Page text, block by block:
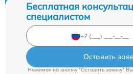
Бесплатная
специалистом
Оставить
Нажимая на кнопку "Оставить заявку"